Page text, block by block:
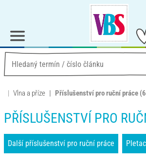
Vlna a příze Příslušenství pro ruční práce
PŘÍSLUŠENSTVÍ PRO
Další příslušenství pro ruční práce